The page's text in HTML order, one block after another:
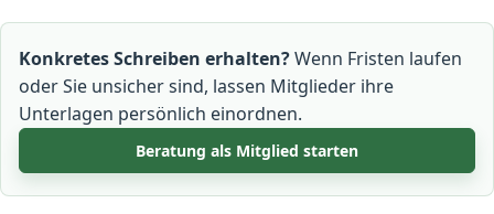
Konkretes Schreiben erhalten?Wenn Fristen laufen
oder Sie unsicher sind, lassen Mitglieder ihre
Unterlagen persönlich einordnen.
Beratung als Mitglied starten